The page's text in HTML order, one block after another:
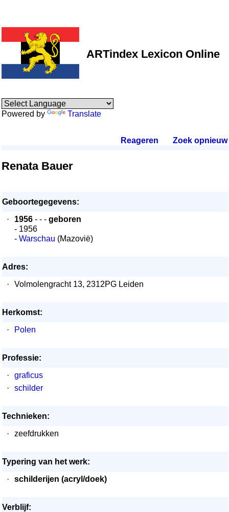
ARTindex Lexicon Online
Powered by Translate
Reageren Zoek opnieuw.
Renata Bauer
Geboortegegevens:
·
1956 - - - geboren
- 1956
- Warschau (Mazovië)
Adres:
·
Volmolengracht 13, 2312PG Leiden
Herkomst:
·
Polen
Professie:
·
graficus
·
schilder
Technieken:
·
zeefdrukken
Typering van het werk:
·
schilderijen (acryl/doek)
Verblijf: